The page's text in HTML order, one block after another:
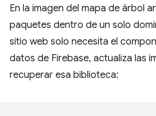
En la imagen del mapa de árbol
paquetes dentro de un solo
sitio web solo necesita el
datos de Firebase, actualiza las
recuperar esa biblioteca: